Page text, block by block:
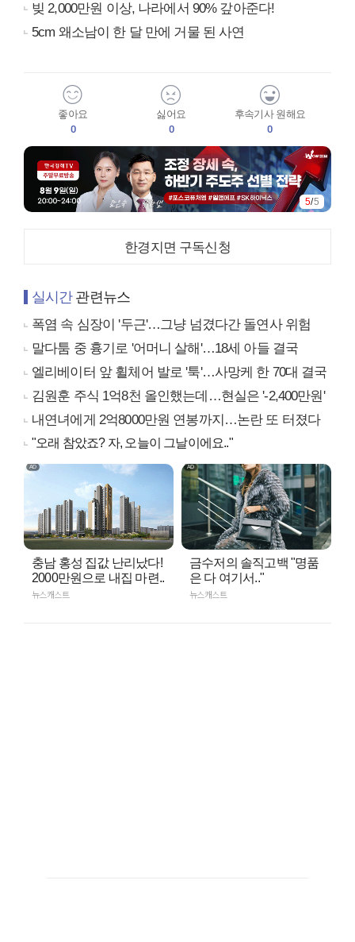
빚 2,000만원 이상, 나라에서 90% 갚아준다!
5cm 왜소남이 한 달 만에 거물 된 사연
좋아요
0
싫어요
0
후속기사 원해요
0
5/5
한경지면 구독신청
실시간관련뉴스
폭염 속 심장이 '두근'…그냥 넘겼다간 돌연사 위험
말다툼 중 흉기로 '어머니 살해'…18세 아들 결국
엘리베이터 앞 휠체어 발로 '툭'…사망케 한 70대 결국
김원훈 주식 1억8천 올인했는데…현실은 '-2,400만원'
내연녀에게 2억8000만원 연봉까지…논란 또 터졌다
"오래 참았죠? 자, 오늘이 그날이에요.."
충남 홍성 집값 난리났다!
2000만원으로 내집 마련..
뉴스캐스트
금수저의 솔직고백 "명품
은 다 여기서.."
뉴스캐스트